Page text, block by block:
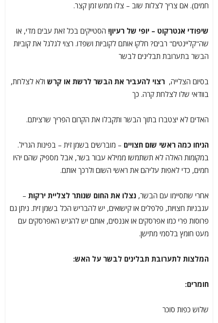
חמים). אם צריך לצלות שוב – צלו ממש זמן קצר.
שיפודי אנטרקוט – יופי של רעיון! הסטייקים בכל זאת עבים מדי, או
שה"קליינטים" רבים? חלקו אותם לקוביות ושפדו. רצוי לגלגל את קוביות
הבשר בתערובת תבלינים לבשר
בסיום הצלייה, רצוי להעביר את הבשר לרשת או קרש ולא לצלחת,
בוודאי שלו לצלחת קרה. כך
האדים לא יצטברו בתוך הבשר ותקבלו את הקרום הפריך שרציתם.
הניחו כמה ראשי שום חצויים – מוברשים בשמן זית – בפינות הגריל.
במקומות האלה לא תשתמשו ממילא עבור בשר, אבל מספיק שהם יהיו
חמים, כדי לאפות עליהם את ראשי השום ולרכך אותם.
אחרי שתסיימו עם הבשר, נצלו את החום שנותר לצליית ירקות –
עגבניות חצויות, פלפלים או קישואים, יש להבריש הכל בשמן זית. ניתן גם
פרוסות פרי כמו אפרסקים או אננסים, אותם יש להגיש האפרסקים עם
מעט חומץ בלסמי מתישן.
המלצות לתערובת תבלינים לבשר על האש:
חומרים:
שלוש כפות סוכר